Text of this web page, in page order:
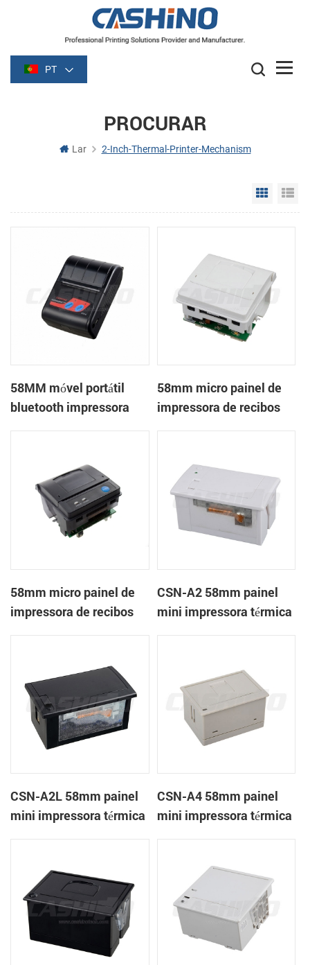
PT
PROCURAR
Lar 2-Inch-Thermal-Printer-Mechanism
Grid
58MM móvel portátil
bluetooth impressora
58mm micro painel de
impressora de recibos
58mm micro painel de
impressora de recibos
CSN-A2 58mm painel
mini impressora térmica
CSN-A2L 58mm painel
mini impressora térmica
CSN-A4 58mm painel
mini impressora térmica